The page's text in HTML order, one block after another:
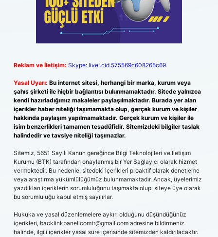
Reklam ve İletişim: Skype: live:.cid.575569c608265c69
Yasal Uyarı: Bu internet sitesi, herhangi bir marka, kurum veya
şahıs şirketi ile hiçbir bağlantısı bulunmamaktadır. Sitede yalnızca
kendi hazırladığımız makaleler paylaşılmaktadır. Burada yer alan
içerikler haber niteliği taşımamakta olup, gerçek kurum ve kişiler
hakkında paylaşım yapılmamaktadır. Gerçek kurum ve kişiler ile
isim benzerlikleri tamamen tesadüfidir. Sitemizdeki bilgiler taslak
halindedir ve tavsiye niteliği taşımazlar.
Sitemiz, 5651 Sayılı Kanun gereğince Bilgi Teknolojileri ve İletişim
Kurumu (BTK) tarafından onaylanmış bir Yer Sağlayıcı olarak hizmet
vermektedir. Bu nedenle, sitedeki içerikleri proaktif olarak denetleme
veya araştırma yükümlülüğümüz bulunmamaktadır. Ancak, üyelerimiz
yazdıkları içeriklerin sorumluluğunu taşımakta olup, siteye üye olarak
bu sorumluluğu kabul etmiş sayılırlar.
Hukuka ve yasal düzenlemelere aykırı olduğunu düşündüğünüz
içerikleri, backlinkpanelicomtr@gmail.com adresine bildirmeniz
halinde, ilgili içerikler yasal süre içerisinde sitemizden kaldırılacaktır.